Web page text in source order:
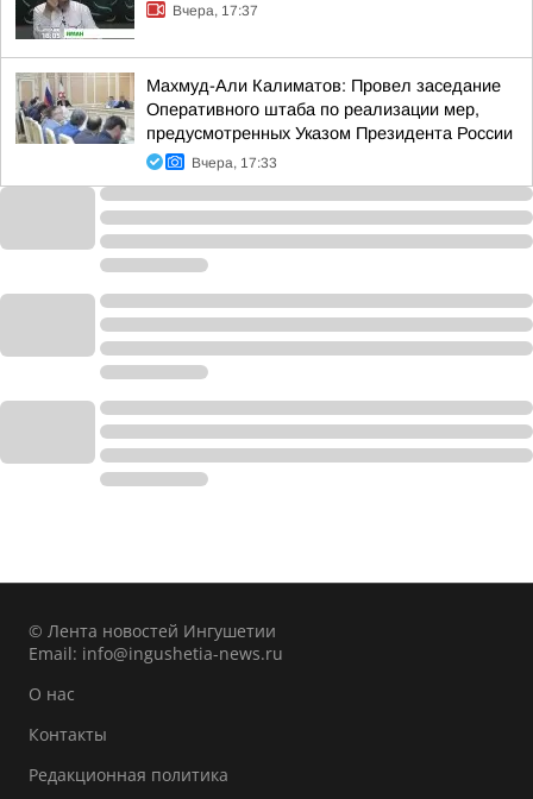
Вчера, 17:37
Махмуд-Али Калиматов: Провел заседание
Оперативного штаба по реализации мер,
предусмотренных Указом Президента России
Вчера, 17:33
© Лента новостей Ингушетии
Email: info@ingushetia-news.ru
О нас
Контакты
Редакционная политика